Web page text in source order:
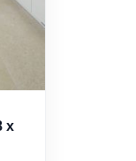
x